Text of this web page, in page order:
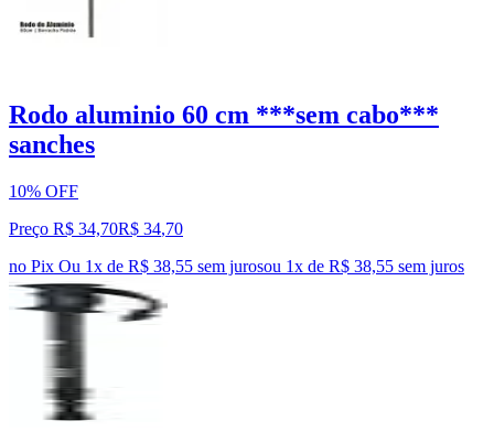
Rodo aluminio 60 cm ***sem cabo***
sanches
10% OFF
Preço R$ 34,70R$ 34,70
no Pix Ou 1x de R$ 38,55 sem jurosou 1x de R$ 38,55 sem juros